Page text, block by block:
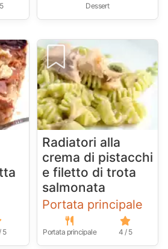
Dessert
5
Radiatori alla
crema di pistacchi
e filetto di trota
salmonata
Portata principale
Portata principale 4 / 5